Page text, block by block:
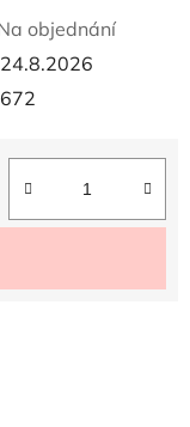
objednání
24.8.2026
672